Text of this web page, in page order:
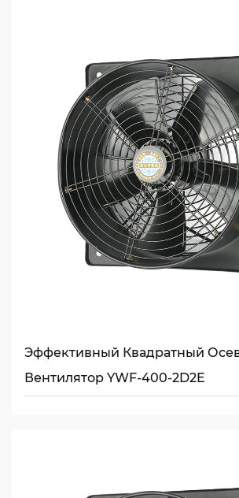
Эффективный Квадратный
Вентилятор YWF-400-2D2E